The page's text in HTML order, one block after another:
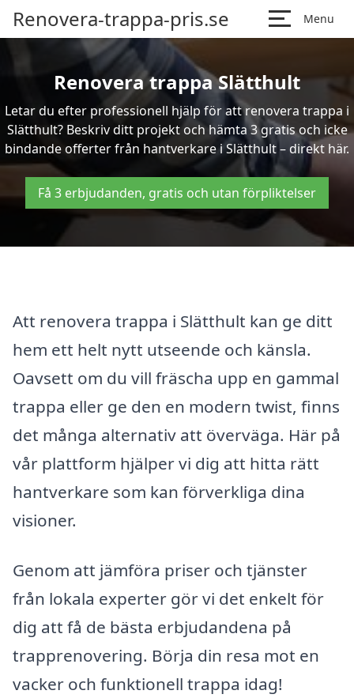
Renovera-trappa-pris.se Menu
Renovera trappa Slätthult
Letar du efter professionell hjälp för att renovera trappa i
Slätthult? Beskriv ditt projekt och hämta 3 gratis och icke
bindande offerter från hantverkare i Slätthult – direkt här.
Få 3 erbjudanden, gratis och utan förpliktelser
Att renovera trappa i Slätthult kan ge ditt
hem ett helt nytt utseende och känsla.
Oavsett om du vill fräscha upp en gammal
trappa eller ge den en modern twist, finns
det många alternativ att överväga. Här på
vår plattform hjälper vi dig att hitta rätt
hantverkare som kan förverkliga dina
visioner.
Genom att jämföra priser och tjänster
från lokala experter gör vi det enkelt för
dig att få de bästa erbjudandena på
trapprenovering. Börja din resa mot en
vacker och funktionell trappa idag!